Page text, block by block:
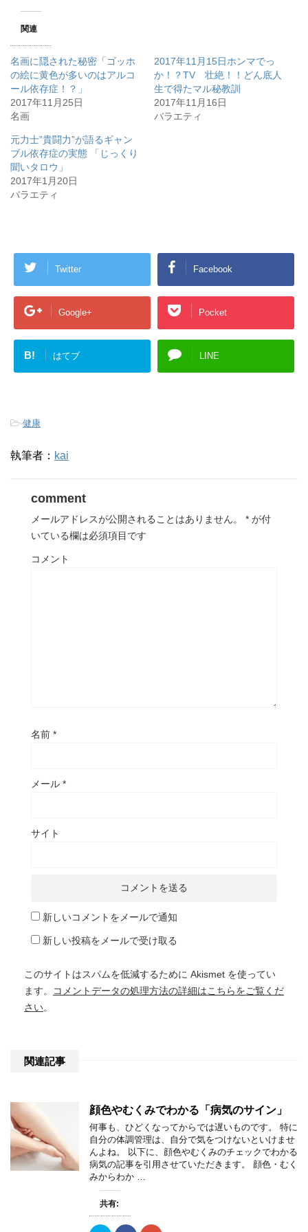
T
i
t
r
で
共
有
新
し
い
ィ
ン
ド
ウ
で
開
き
ま
る
に
は
ク
リ
ッ
く
だ
さ
い
(
新
し
い
開
ま
)
+
で
共
有
(
新
ィ
ン
ド
関連
名画に隠された秘密「ゴッホ
の絵に黄色が多いのはアルコ
ール依存症！？」
2017年11月25日
名画
2017年11月15日ホンマでっ
か！？TV 壮絶！！どん底人
生で得たマル秘教訓
2017年11月16日
バラエティ
元力士”貴闘力”が語るギャン
ブル依存症の実態 「じっくり
聞いタロウ」
2017年1月20日
バラエティ
Twitter Facebook
Google+ Pocket
B! はてブ LINE
-健康
執筆者： kai
comment
メールアドレスが公開されることはありません。 * が付
いている欄は必須項目です
コメント
名前 *
メール *
サイト
新しいコメントをメールで通知
新しい投稿をメールで受け取る
このサイトはスパムを低減するために Akismet を使ってい
ます。
コメントデータの処理方法の詳細はこちらをご覧くだ
さい。
関連記事
顔色やむくみでわかる「病気のサイン」
何事も、ひどくなってからでは遅いものです。 特に
自分の体調管理は、自分で気をつけないといけませ
んよね。 以下に、顔色やむくみのチェックでわかる
病気の記事を引用させていただきます。 顔色・むく
みからわか …
共有: